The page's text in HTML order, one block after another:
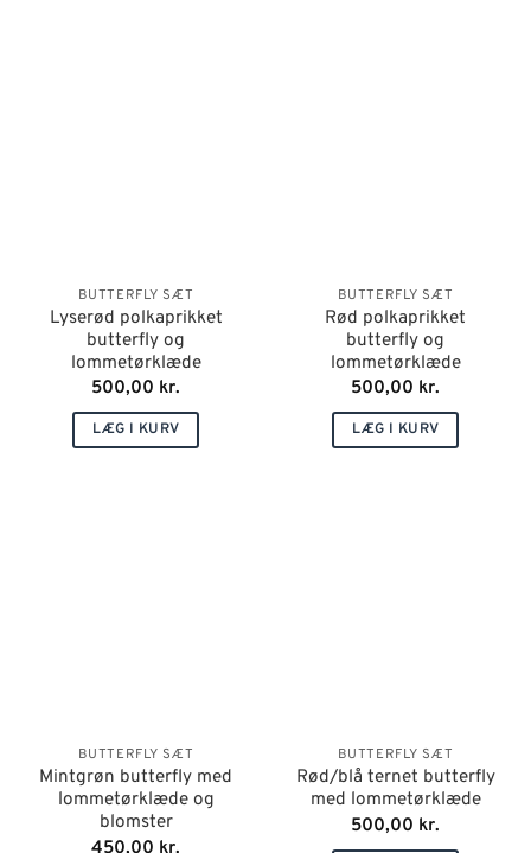
BUTTERFLY SÆT
Lyserød polkaprikket
butterfly og
lommetørklæde
500,00 kr.
LÆG I KURV
BUTTERFLY SÆT
Rød polkaprikket
butterfly og
lommetørklæde
500,00 kr.
LÆG I KURV
BUTTERFLY SÆT
Mintgrøn butterfly med
lommetørklæde og
blomster
BUTTERFLY SÆT
Rød/blå ternet butterfly
med lommetørklæde
500,00 kr.